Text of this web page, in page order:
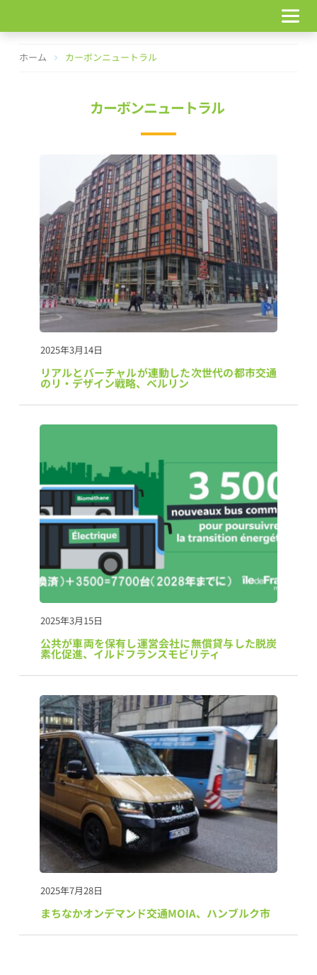
テ
ホーム カーボンニュートラル
カーボンニュートラル
2025年3月14日
リアルとバーチャルが連動した次世代の都市交通
のリ・デザイン戦略、ベルリン
2025年3月15日
公共が車両を保有し運営会社に無償貸与した脱炭
素化促進、イルドフランスモビリティ
2025年7月28日
まちなかオンデマンド交通MOIA、ハンブルク市